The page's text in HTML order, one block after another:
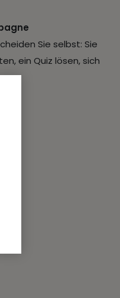
Sie selbst: Sie
ein Quiz lösen, sich